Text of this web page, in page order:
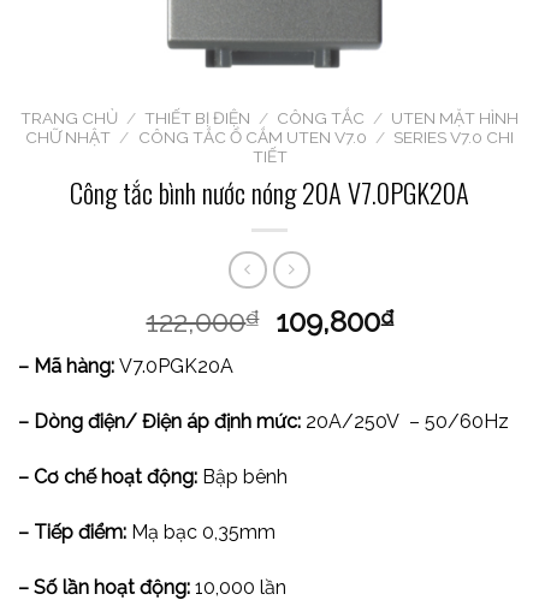
TRANG CHỦ / THIẾT BỊ ĐIỆN / CÔNG TẮC / UTEN MẶT HÌNH
CHỮ NHẬT / CÔNG TẮC Ổ CẮM UTEN V7.0 / SERIES V7.0 CHI
TIẾT
Công tắc bình nước nóng 20A V7.0PGK20A
122,000₫ 109,800₫
– Mã hàng: V7.0PGK20A
– Dòng điện/ Điện áp định mức: 20A/250V – 50/60Hz
– Cơ chế hoạt động: Bập bênh
– Tiếp điểm: Mạ bạc 0,35mm
– Số lần hoạt động: 10,000 lần